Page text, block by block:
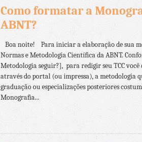
Como formatar a
ABNT?
Boa noite! Para iniciar a elaboração de sua
Normas e Metodologia Científica da ABNT.
Metodologia seguir?], para redigir seu TCC
através do portal (ou impressa), a metodologia
graduação ou especializações posteriores
Monografia...